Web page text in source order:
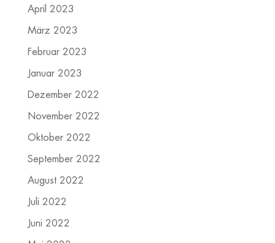
April 2023
März 2023
Februar 2023
Januar 2023
Dezember 2022
November 2022
Oktober 2022
September 2022
August 2022
Juli 2022
Juni 2022